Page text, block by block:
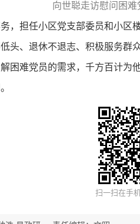
向世聪走访慰问困
担任小区党支部委员和小区
头、退休不退志、积极服务
困难党员的需求，千方百计为
扫一扫在手